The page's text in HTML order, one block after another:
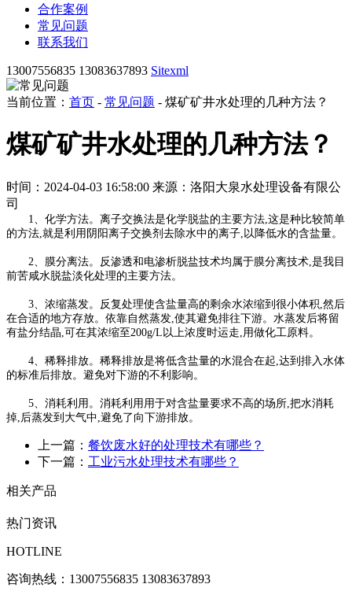
合作案例
常见问题
联系我们
13007556835 13083637893 Sitexml
当前位置： 首页 - 常见问题 - 煤矿矿井水处理的几种方法？
煤矿矿井水处理的几种方法？
时间：2024-04-03 16:58:00 来源：洛阳大泉水处理设备有限公
司
1、化学方法。离子交换法是化学脱盐的主要方法,这是种比较简单
的方法,就是利用阴阳离子交换剂去除水中的离子,以降低水的含盐量。
2、膜分离法。反渗透和电渗析脱盐技术均属于膜分离技术,是我目
前苦咸水脱盐淡化处理的主要方法。
3、浓缩蒸发。反复处理使含盐量高的剩余水浓缩到很小体积,然后
在合适的地方存放。依靠自然蒸发,使其避免排往下游。水蒸发后将留
有盐分结晶,可在其浓缩至200g/L以上浓度时运走,用做化工原料。
4、稀释排放。稀释排放是将低含盐量的水混合在起,达到排入水体
的标准后排放。避免对下游的不利影响。
5、消耗利用。消耗利用用于对含盐量要求不高的场所,把水消耗
掉,后蒸发到大气中,避免了向下游排放。
上一篇： 餐饮废水好的处理技术有哪些？
下一篇： 工业污水处理技术有哪些？
相关产品
热门资讯
HOTLINE
咨询热线： 13007556835 13083637893